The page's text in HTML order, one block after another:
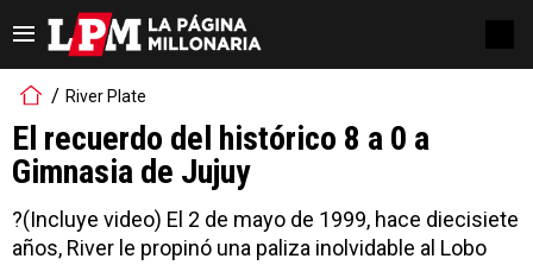
River Plate
El recuerdo del histórico 8 a 0 a
Gimnasia de Jujuy
?(Incluye video) El 2 de mayo de 1999, hace diecisiete
años, River le propinó una paliza inolvidable al Lobo